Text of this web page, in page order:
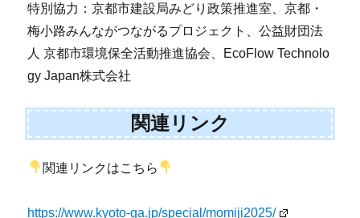
特別協力：京都市建設局みどり政策推進室、京都・
梅小路みんながつながるプロジェクト、公益財団法
人 京都市環境保全活動推進協会、EcoFlow Technolo
gy Japan株式会社
関連リンク
関連リンクはこちら
https://www.kyoto-ga.jp/special/momiji2025/